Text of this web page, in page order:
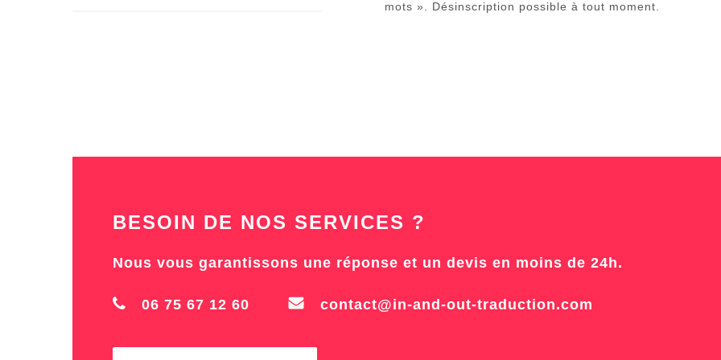
mots ». Désinscription possible à tout moment.
BESOIN DE NOS SERVICES ?
Nous vous garantissons une réponse et un devis en moins de 24h.
06 75 67 12 60 contact@in-and-out-traduction.com